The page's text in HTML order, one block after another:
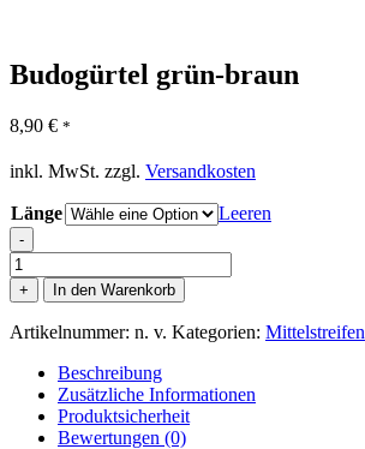
Budogürtel grün-braun
8,90 € *
inkl. MwSt. zzgl. Versandkosten
Länge Leeren
-
Budogürtel
grün-
braun
Menge
+ In den Warenkorb
Artikelnummer: n. v. Kategorien: Mittelstreifen
Beschreibung
Zusätzliche Informationen
Produktsicherheit
Bewertungen (0)